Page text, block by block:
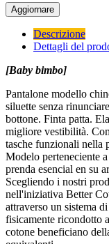
Descrizione
Dettagli del
[Baby bimbo]
Pantalone modello
siluette senza
bottone. Finta patta.
migliore vestibilità.
tasche funzionali nella
Modelo perteneciente
prenda esencial en su
Scegliendo i nostri
nell'iniziativa Better
attraverso un sistema
fisicamente ricondotto
cotone beneficiano